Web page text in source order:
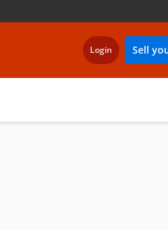
Login Sell